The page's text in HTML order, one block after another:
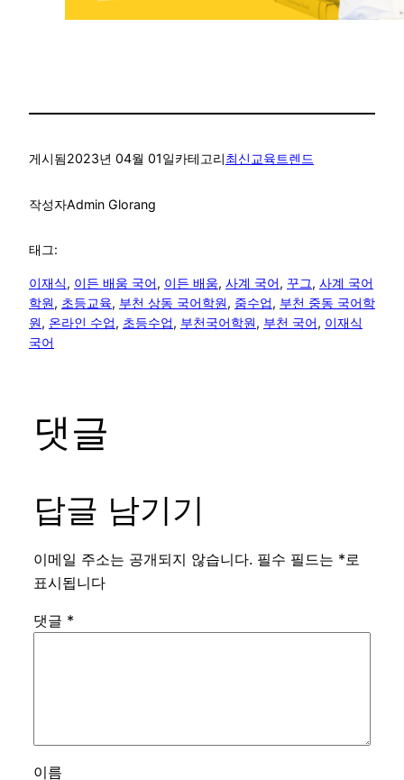
게시됨2023년 04월 01일카테고리최신교육트렌드
작성자Admin Glorang
태그:
이재식, 이든 배움 국어, 이든 배움, 사계 국어, 꾸그, 사계 국어
학원, 초등교육, 부천 상동 국어학원, 줌수업, 부천 중동 국어학
원, 온라인 수업, 초등수업, 부천국어학원, 부천 국어, 이재식
국어
댓글
답글 남기기
이메일 주소는 공개되지 않습니다. 필수 필드는 *로
표시됩니다
댓글 *
이름